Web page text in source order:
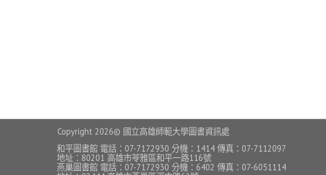
Copyright 2026© 國立高雄師範大學圖書資訊處
和平圖書館 電話：07-7172930 分機：1414 傳真：07-7112097
地址：80201 高雄市苓雅區和平一路116號
燕巢圖書館 電話：07-7172930 分機：6402 傳真：07-6051114